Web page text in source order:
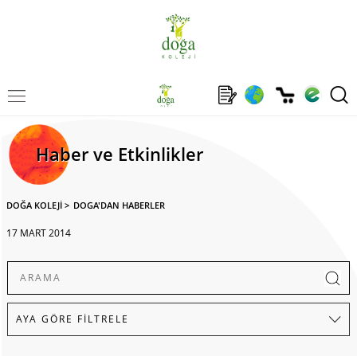
Haber ve Etkinlikler
DOĞA KOLEJİ > DOGA'DAN HABERLER
17 MART 2014